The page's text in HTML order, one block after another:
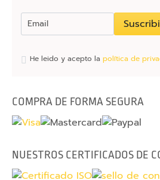
d
e
a
m
F
He leido y acepto la política de
COMPRA DE FORMA SEGURA
NUESTROS CERTIFICADOS DE